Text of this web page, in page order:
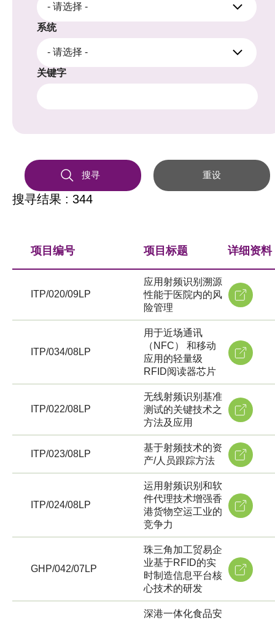
- 请选择 -
系统
- 请选择 -
关键字
搜寻 重设
搜寻结果 : 344
项目编号 项目标题 详细资料
ITP/020/09LP
应用射频识别溯源
性能于医院内的风
险管理
ITP/034/08LP
用于近场通讯
（NFC） 和移动
应用的轻量级
RFID阅读器芯片
ITP/022/08LP
无线射频识别基准
测试的关键技术之
方法及应用
ITP/023/08LP
基于射频技术的资
产/人员跟踪方法
ITP/024/08LP
运用射频识别和软
件代理技术增强香
港货物空运工业的
竞争力
GHP/042/07LP
珠三角加工贸易企
业基于RFID的实
时制造信息平台核
心技术的研发
深港一体化食品安